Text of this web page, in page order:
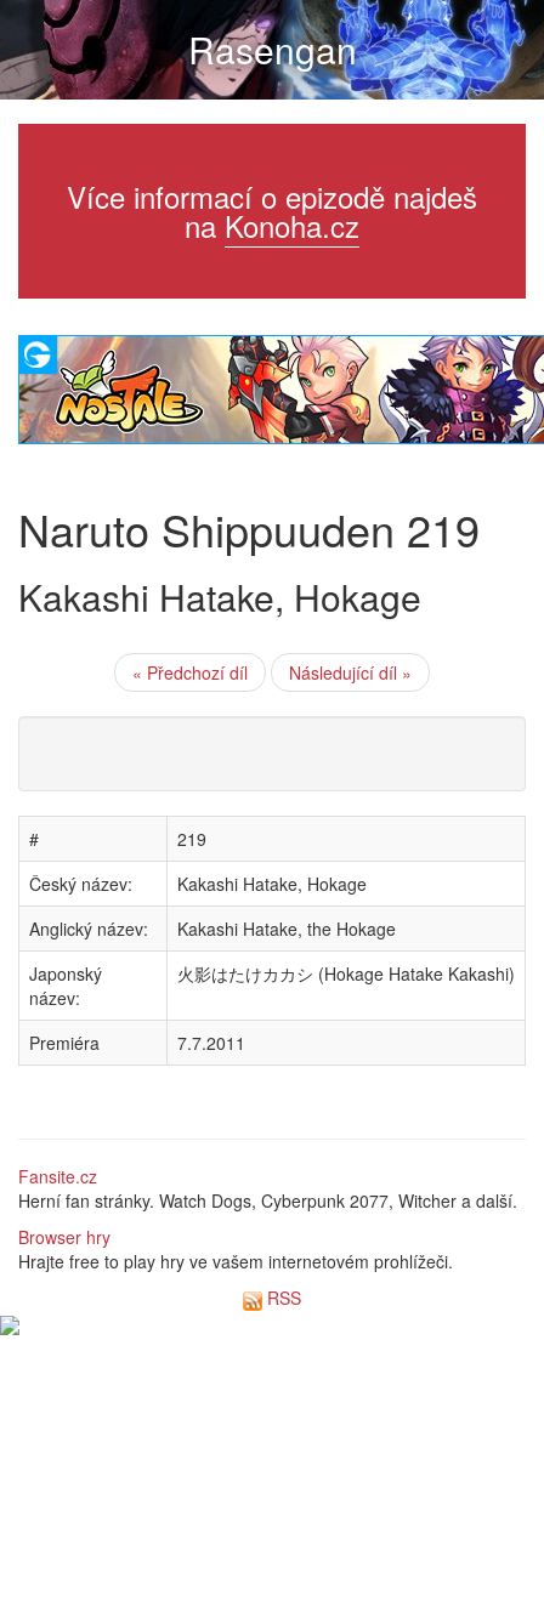
Rasengan
Více informací o epizodě najdeš
na Konoha.cz
Naruto Shippuuden 219
Kakashi Hatake, Hokage
« Předchozí díl Následující díl »
#
219
Český název:
Kakashi Hatake, Hokage
Anglický název:
Kakashi Hatake, the Hokage
Japonský
název:
火影はたけカカシ (Hokage Hatake Kakashi)
Premiéra 7.7.2011
Fansite.cz
Herní fan stránky. Watch Dogs, Cyberpunk 2077, Witcher a další.
Browser hry
Hrajte free to play hry ve vašem internetovém prohlížeči.
RSS